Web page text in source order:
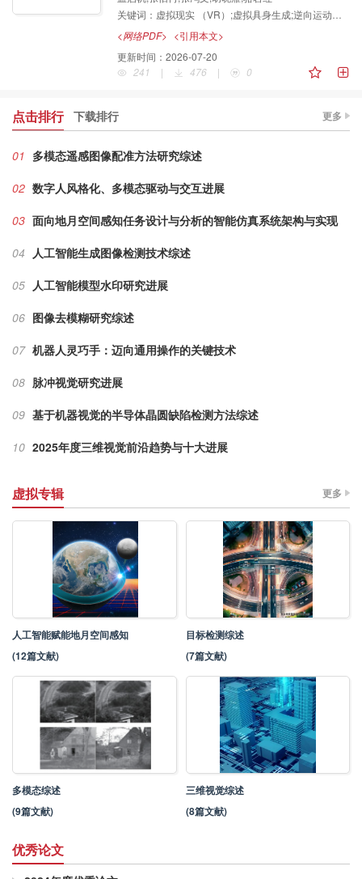
VR物理实验教学领域的研究进展，该团队建立了结合
骨骼重定向、逆向运动学和数据驱动的虚拟具身运动解
算体系，为解决消费级设备全身运动重建不自然、交互
体验不连贯问题提供解决方案，为高精度交互的VR教
关键词： 虚拟现实 （VR）;虚拟具身生成;逆向运动学 （IK）;虚拟物理实验;用户体验
<网络PDF> <引用本文>
更新时间： 2026-07-20
241
| 476 | 0
点击排行 下载排行
01 多模态遥感图像配准方法研究综述
02 数字人风格化、多模态驱动与交互进展
03 面向地月空间感知任务设计与分析的智能仿真系统架构与实现
04 人工智能生成图像检测技术综述
05 人工智能模型水印研究进展
06 图像去模糊研究综述
07 机器人灵巧手：迈向通用操作的关键技术
08 脉冲视觉研究进展
09 基于机器视觉的半导体晶圆缺陷检测方法综述
10 2025年度三维视觉前沿趋势与十大进展
更多
虚拟专辑 更多
人工智能赋能地月空间感知
(12篇文献)
目标检测综述
(7篇文献)
多模态综述
(9篇文献)
三维视觉综述
(8篇文献)
优秀论文